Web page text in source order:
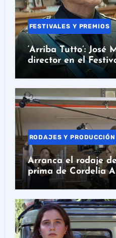
FESTIVALES Y PREMIOS
‘Arriba Tutto’: José
director en el
Sebastián
RODAJES Y PRODUCCIÓN
Arranca el rodaje
prima de Cordelia
Barcelona y